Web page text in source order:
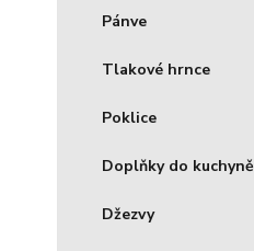
Pánve
Tlakové hrnce
Poklice
Doplňky do kuchyně
Džezvy